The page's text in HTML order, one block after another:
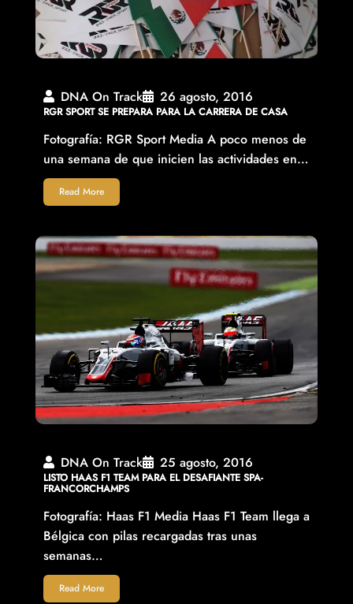
DNA On Track 26 agosto, 2016
RGR SPORT SE PREPARA PARA LA CARRERA DE CASA
Fotografía: RGR Sport Media A poco menos de
una semana de que inicien las actividades en…
Read More
DNA On Track 25 agosto, 2016
LISTO HAAS F1 TEAM PARA EL DESAFIANTE SPA-
FRANCORCHAMPS
Fotografía: Haas F1 Media Haas F1 Team llega a
Bélgica con pilas recargadas tras unas
semanas…
Read More